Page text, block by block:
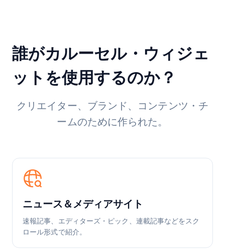
誰がカルーセル・ウィジェ
ットを使用するのか？
クリエイター、ブランド、コンテンツ・チ
ームのために作られた。
ニュース＆メディアサイト
速報記事、エディターズ・ピック、連載記事などをスク
ロール形式で紹介。